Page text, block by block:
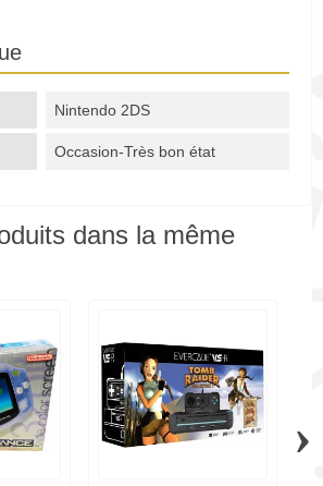
Nintendo 2DS
Occasion-Très bon état
dans la même
›